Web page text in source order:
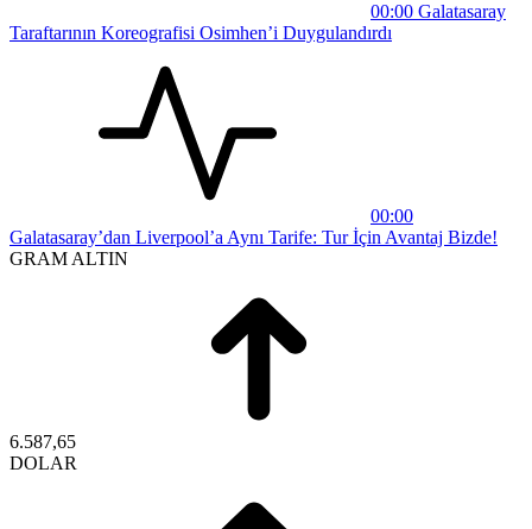
00:00 Galatasaray
Taraftarının Koreografisi Osimhen’i Duygulandırdı
00:00
Galatasaray’dan Liverpool’a Aynı Tarife: Tur İçin Avantaj Bizde!
GRAM ALTIN
6.587,65
DOLAR